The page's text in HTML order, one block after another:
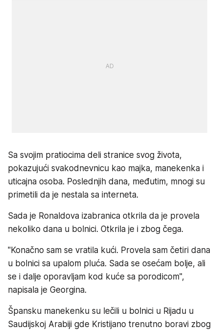
Sa svojim pratiocima deli stranice svog života,
pokazujući svakodnevnicu kao majka, manekenka i
uticajna osoba. Poslednjih dana, međutim, mnogi su
primetili da je nestala sa interneta.
Sada je Ronaldova izabranica otkrila da je provela
nekoliko dana u bolnici. Otkrila je i zbog čega.
"Konačno sam se vratila kući. Provela sam četiri dana
u bolnici sa upalom pluća. Sada se osećam bolje, ali
se i dalje oporavljam kod kuće sa porodicom",
napisala je Georgina.
Špansku manekenku su lečili u bolnici u Rijadu u
Saudijskoj Arabiji gde Kristijano trenutno boravi zbog